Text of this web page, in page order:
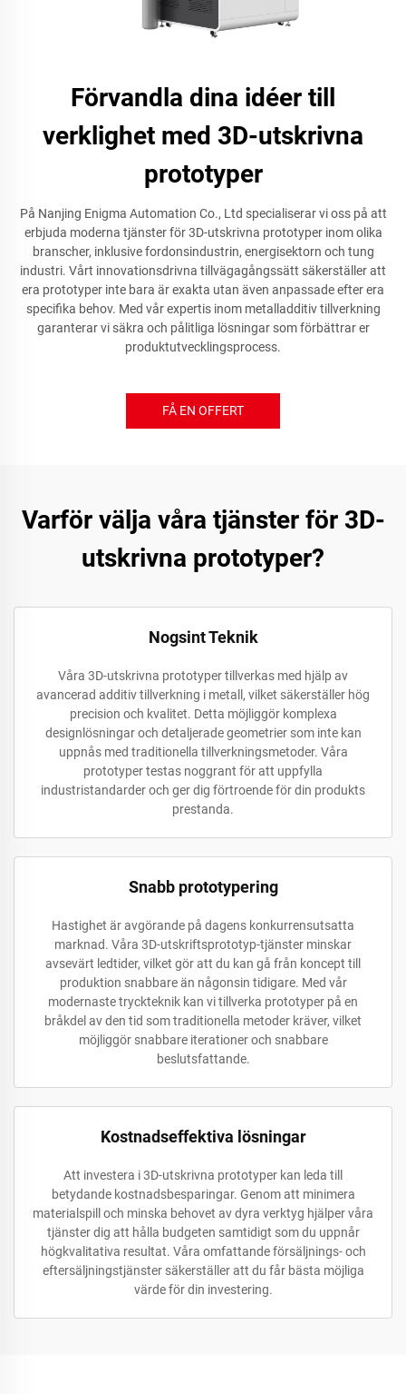
Förvandla dina idéer till
verklighet med 3D-utskrivna
prototyper
På Nanjing Enigma Automation Co., Ltd specialiserar vi oss på att
erbjuda moderna tjänster för 3D-utskrivna prototyper inom olika
branscher, inklusive fordonsindustrin, energisektorn och tung
industri. Vårt innovationsdrivna tillvägagångssätt säkerställer att
era prototyper inte bara är exakta utan även anpassade efter era
specifika behov. Med vår expertis inom metalladditiv tillverkning
garanterar vi säkra och pålitliga lösningar som förbättrar er
produktutvecklingsprocess.
FÅ EN OFFERT
Varför välja våra tjänster för 3D-
utskrivna prototyper?
Nogsint Teknik
Våra 3D-utskrivna prototyper tillverkas med hjälp av
avancerad additiv tillverkning i metall, vilket säkerställer hög
precision och kvalitet. Detta möjliggör komplexa
designlösningar och detaljerade geometrier som inte kan
uppnås med traditionella tillverkningsmetoder. Våra
prototyper testas noggrant för att uppfylla
industristandarder och ger dig förtroende för din produkts
prestanda.
Snabb prototypering
Hastighet är avgörande på dagens konkurrensutsatta
marknad. Våra 3D-utskriftsprototyp-tjänster minskar
avsevärt ledtider, vilket gör att du kan gå från koncept till
produktion snabbare än någonsin tidigare. Med vår
modernaste tryckteknik kan vi tillverka prototyper på en
bråkdel av den tid som traditionella metoder kräver, vilket
möjliggör snabbare iterationer och snabbare
beslutsfattande.
Kostnadseffektiva lösningar
Att investera i 3D-utskrivna prototyper kan leda till
betydande kostnadsbesparingar. Genom att minimera
materialspill och minska behovet av dyra verktyg hjälper våra
tjänster dig att hålla budgeten samtidigt som du uppnår
högkvalitativa resultat. Våra omfattande försäljnings- och
eftersäljningstjänster säkerställer att du får bästa möjliga
värde för din investering.